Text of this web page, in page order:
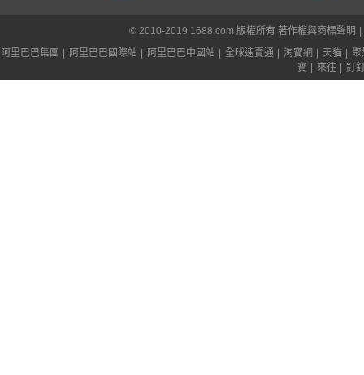
© 2010-2019 1688.com 版權所有 著作權與商標聲明
阿里巴巴集團
阿里巴巴國際站 阿里巴巴中國站 全球速賣通 淘寶網 天貓
聚
寶
來往 釘